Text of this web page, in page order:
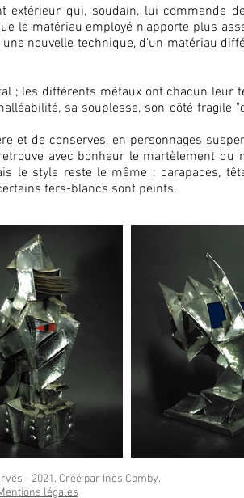
extérieur qui, soudain, lui commande
le matériau employé n'apporte plus
nouvelle technique, d'un matériau
; les différents métaux ont chacun leur
sa souplesse, son côté fragile
et de conserves, en personnages
avec bonheur le martèlement du
le style reste le même : carapaces,
fers-blancs sont peints.
- 2021. Créé par Inès Comby.
légales